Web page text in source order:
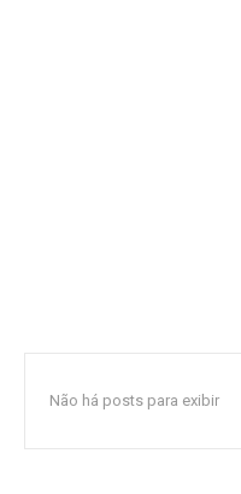
Não há posts para exibir